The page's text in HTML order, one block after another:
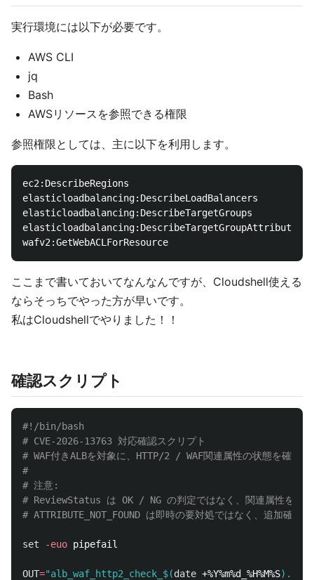
実行環境には以下が必要です。
AWS CLI
jq
Bash
AWSリソースを参照できる権限
参照権限としては、主に以下を利用します。
ec2:DescribeRegions
elasticloadbalancing:DescribeLoadBalancers
elasticloadbalancing:DescribeTargetGroups
elasticloadbalancing:DescribeTargetGroupAttributes
ここまで書いておいてなんなんですが、Cloudshell使える
ならそっちでやった方が早いです。
私はCloudshellでやりました！！
確認スクリプト
#!/bin/bash
# CVE-2026-13763 対応確認スクリプト
# WAF付きALBを対象に、HTTP/2 / WAF関連属性の状態を確認す
#
# 注意:
# ReviewStatus は OK / NG の判定ではなく、関連属性を確認
# ATTRIBUTE_NOT_FOUND は即時の要対処ではなく、追加確認
set -euo pipefail
OUT="alb_waf_http2_check_ $(date +%Y%m%d_%H%M%S) .csv"